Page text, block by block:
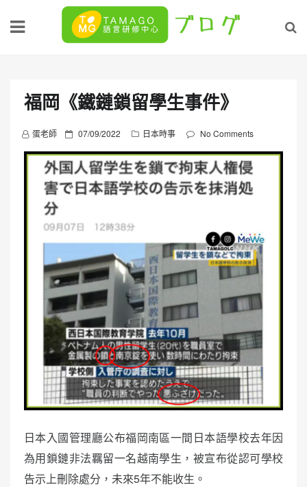
福岡《鐵鏈鎖留學生事件》
蛋老師
P
o
s
t
e
o
07/09/2022 日本時事 No Comments
日本入國管理廳公布福岡南區一間日本語學校去年因
為用鎖鏈非法羈留一名越南學生，被宣布從認可學校
告示上刪除處分，未來5年不能收生。